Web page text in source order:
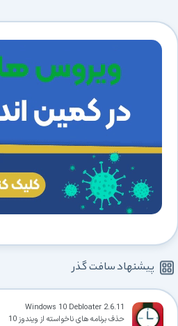
پیشنهاد سافت گذر
Windows 10 Debloater 2.6.11
حذف برنامه های ناخواسته از ویندوز 10